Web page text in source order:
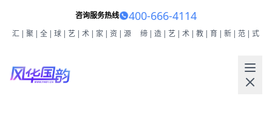
咨询服务热线 400-666-4114
汇|聚|全|球|艺|术|家|资|源 缔|造|艺|术|教|育|新|范|式